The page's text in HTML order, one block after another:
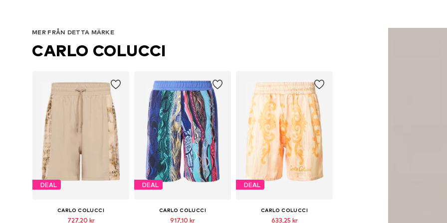
MER FRÅN DETTA MÄRKE
CARLO COLUCCI
DEAL
CARLO COLUCCI
727,20 kr
DEAL
CARLO COLUCCI
917,10 kr
DEAL
CARLO COLUCCI
633,25 kr